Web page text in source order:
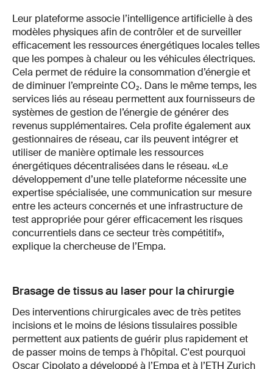
Leur plateforme associe l’intelligence artificielle à des
modèles physiques afin de contrôler et de surveiller
efficacement les ressources énergétiques locales telles
que les pompes à chaleur ou les véhicules électriques.
Cela permet de réduire la consommation d’énergie et
de diminuer l’empreinte CO₂. Dans le même temps, les
services liés au réseau permettent aux fournisseurs de
systèmes de gestion de l’énergie de générer des
revenus supplémentaires. Cela profite également aux
gestionnaires de réseau, car ils peuvent intégrer et
utiliser de manière optimale les ressources
énergétiques décentralisées dans le réseau. «Le
développement d’une telle plateforme nécessite une
expertise spécialisée, une communication sur mesure
entre les acteurs concernés et une infrastructure de
test appropriée pour gérer efficacement les risques
concurrentiels dans ce secteur très compétitif»,
explique la chercheuse de l’Empa.
Brasage de tissus au laser pour la chirurgie
Des interventions chirurgicales avec de très petites
incisions et le moins de lésions tissulaires possible
permettent aux patients de guérir plus rapidement et
de passer moins de temps à l'hôpital. C'est pourquoi
Oscar Cipolato a développé à l’Empa et à l’ETH Zurich